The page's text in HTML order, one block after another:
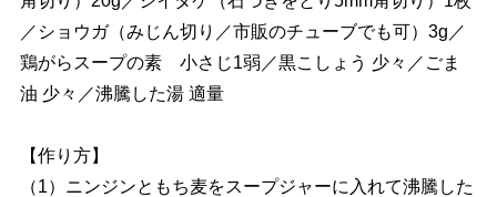
／ショウガ（みじん切り／市販のチューブでも可）3g／
鶏がらスープの素 小さじ1弱／黒こしょう 少々／ごま
油 少々／沸騰した湯 適量
【作り方】
（1）ニンジンともち麦をスープジャーに入れて沸騰した